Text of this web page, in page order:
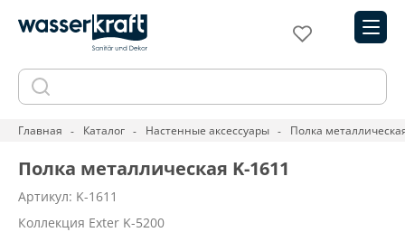
Главная Каталог Настенные аксессуары Полка
Полка металлическая K-1611
Артикул: K-1611
Коллекция Exter K-5200